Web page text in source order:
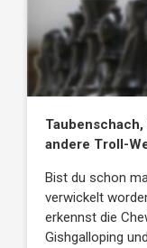
andere Troll-
Bist du schon
verwickelt
erkennst die
Gishgalloping